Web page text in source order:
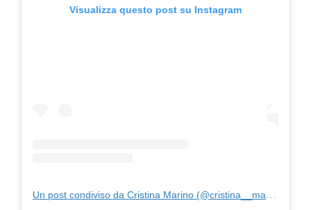
Visualizza questo post su Instagram
Un post condiviso da Cristina Marino (@cristina__marino)